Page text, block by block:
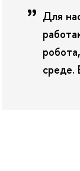
Для
среде.